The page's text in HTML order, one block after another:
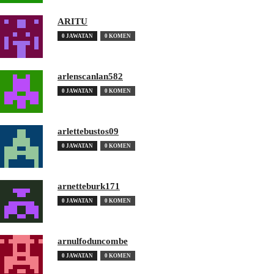
ARITU
0 JAWATAN 0 KOMEN
arlenscanlan582
0 JAWATAN 0 KOMEN
arlettebustos09
0 JAWATAN 0 KOMEN
arnetteburk171
0 JAWATAN 0 KOMEN
arnulfoduncombe
0 JAWATAN 0 KOMEN